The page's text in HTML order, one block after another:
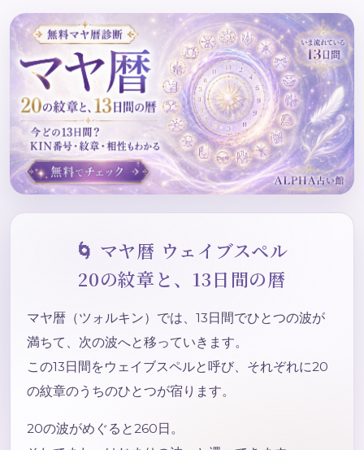
🌀 マヤ暦 ウェイブスペル
20の紋章と、13日間の暦
マヤ暦（ツォルキン）では、13日間でひとつの波が
満ちて、次の波へと移っていきます。
この13日間をウェイブスペルと呼び、それぞれに20
の紋章のうちのひとつが宿ります。
20の波がめぐると260日。